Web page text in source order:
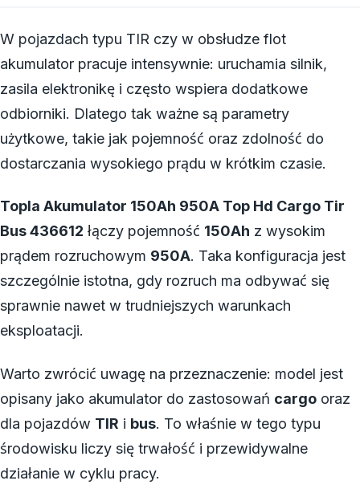
W pojazdach typu TIR czy w obsłudze flot
akumulator pracuje intensywnie: uruchamia silnik,
zasila elektronikę i często wspiera dodatkowe
odbiorniki. Dlatego tak ważne są parametry
użytkowe, takie jak pojemność oraz zdolność do
dostarczania wysokiego prądu w krótkim czasie.
Topla Akumulator 150Ah 950A Top Hd Cargo Tir
Bus 436612 łączy pojemność 150Ah z wysokim
prądem rozruchowym 950A. Taka konfiguracja jest
szczególnie istotna, gdy rozruch ma odbywać się
sprawnie nawet w trudniejszych warunkach
eksploatacji.
Warto zwrócić uwagę na przeznaczenie: model jest
opisany jako akumulator do zastosowań cargo oraz
dla pojazdów TIR i bus. To właśnie w tego typu
środowisku liczy się trwałość i przewidywalne
działanie w cyklu pracy.